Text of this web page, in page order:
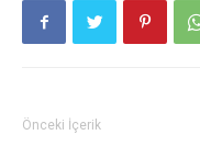
Önceki İçerik